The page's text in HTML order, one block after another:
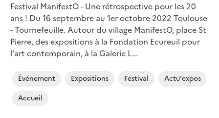
Corps
Festival ManifestO - Une rétrospective pour les 20
ans ! Du 16 septembre au 1er octobre 2022 Toulouse
- Tournefeuille. Autour du village ManifestO, place St
Pierre, des expositions à la Fondation Ecureuil pour
l'art contemporain, à la Galerie L...
Événement Expositions Festival
Actu'expos
Accueil